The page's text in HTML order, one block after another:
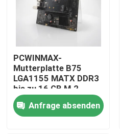
PCWINMAX-
Mutterplatte B75
LGA1155 MATX DDR3
bis zu 16 GB M.2
SATA3 HD VGA-Ports
Desktop-Platte für
Office-PC und
Anfrage absenden